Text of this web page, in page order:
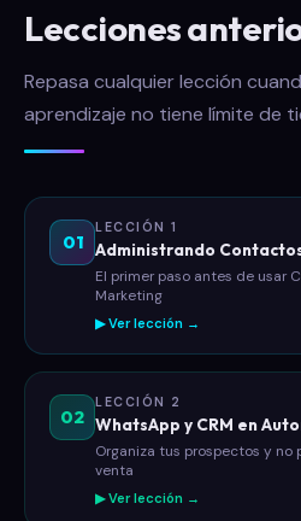
Lecciones
Repasa cualquier lección
aprendizaje no tiene límite de
01
LECCIÓN 1
Administrando
El primer paso antes de usar
Marketing
▶ Ver lección →
02
LECCIÓN 2
WhatsApp y CRM en
Organiza tus prospectos y
venta
▶ Ver lección →